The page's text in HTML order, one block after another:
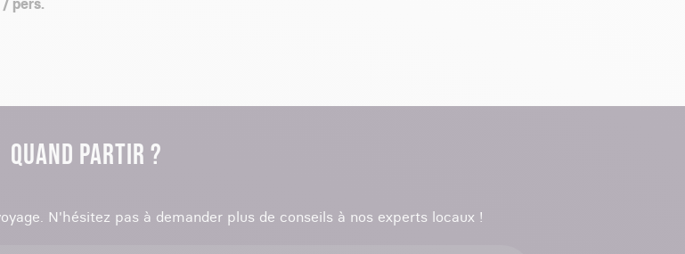
pers.
QUAND PARTIR ?
N'hésitez pas à demander plus de conseils à nos experts locaux !